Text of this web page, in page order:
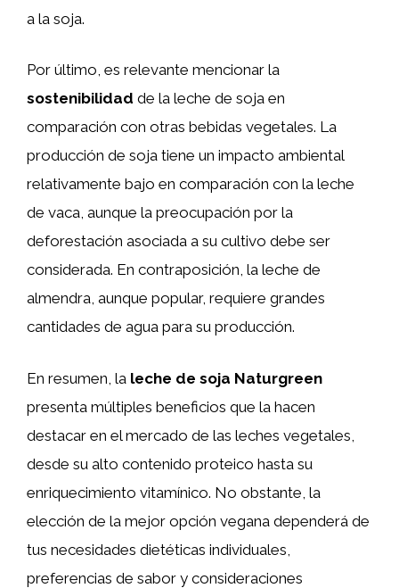
a la soja.
Por último, es relevante mencionar la
sostenibilidad de la leche de soja en
comparación con otras bebidas vegetales. La
producción de soja tiene un impacto ambiental
relativamente bajo en comparación con la leche
de vaca, aunque la preocupación por la
deforestación asociada a su cultivo debe ser
considerada. En contraposición, la leche de
almendra, aunque popular, requiere grandes
cantidades de agua para su producción.
En resumen, la leche de soja Naturgreen
presenta múltiples beneficios que la hacen
destacar en el mercado de las leches vegetales,
desde su alto contenido proteico hasta su
enriquecimiento vitamínico. No obstante, la
elección de la mejor opción vegana dependerá de
tus necesidades dietéticas individuales,
preferencias de sabor y consideraciones